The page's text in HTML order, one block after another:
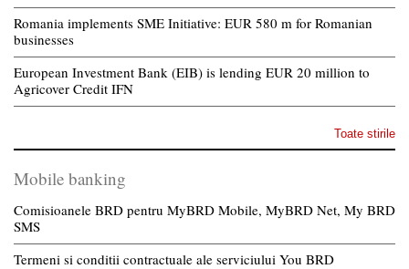
Romania implements SME Initiative: EUR 580 m for Romanian
businesses
European Investment Bank (EIB) is lending EUR 20 million to
Agricover Credit IFN
Toate stirile
Mobile banking
Comisioanele BRD pentru MyBRD Mobile, MyBRD Net, My BRD
SMS
Termeni si conditii contractuale ale serviciului You BRD